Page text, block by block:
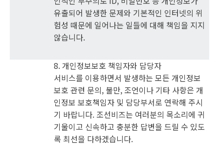
유출되어 발생한 문제와 기본적인 인터넷의 위
험성 때문에 일어나는 일들에 대해 책임을 지지
않습니다.
8. 개인정보보호 책임자와 담당자
서비스를 이용하면서 발생하는 모든 개인정보
보호 관련 문의, 불만, 조언이나 기타 사항은 개
인정보 보호책임자 및 담당부서로 연락해 주시
기 바랍니다. 조선비즈는 여러분의 목소리에 귀
기울이고 신속하고 충분한 답변을 드릴 수 있도
록 최선을 다하겠습니다.